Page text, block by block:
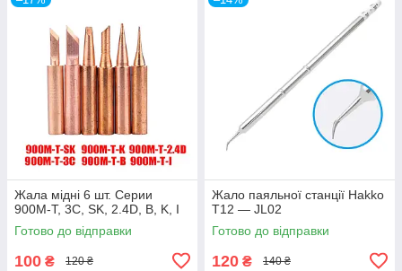
Жала мідні 6 шт. Серии
900M-T, 3C, SK, 2.4D, B, K, I
Готово до відправки
100 ₴ 120 ₴
Жало паяльної станції Hakko
T12 — JL02
Готово до відправки
120 ₴ 140 ₴